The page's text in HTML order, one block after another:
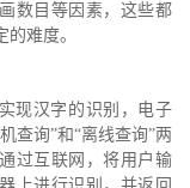
数目等因素，这些都
难度。
现汉字的识别，电子
查询”和“离线查询”两
过互联网，将用户输